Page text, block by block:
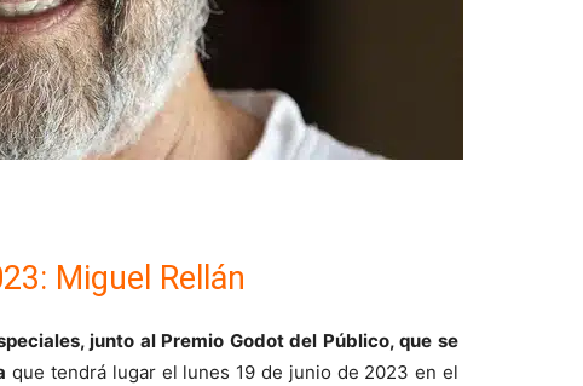
Miguel Rellán
junto al Premio Godot del Público, que se
que tendrá lugar el lunes 19 de junio de 2023 en el